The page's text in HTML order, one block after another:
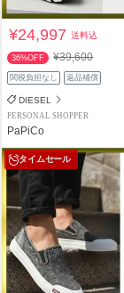
¥24,997送料込
36%OFF ¥39,600
関税負担なし 返品補償
DIESEL
PERSONAL SHOPPER
PaPiCo
タイムセール